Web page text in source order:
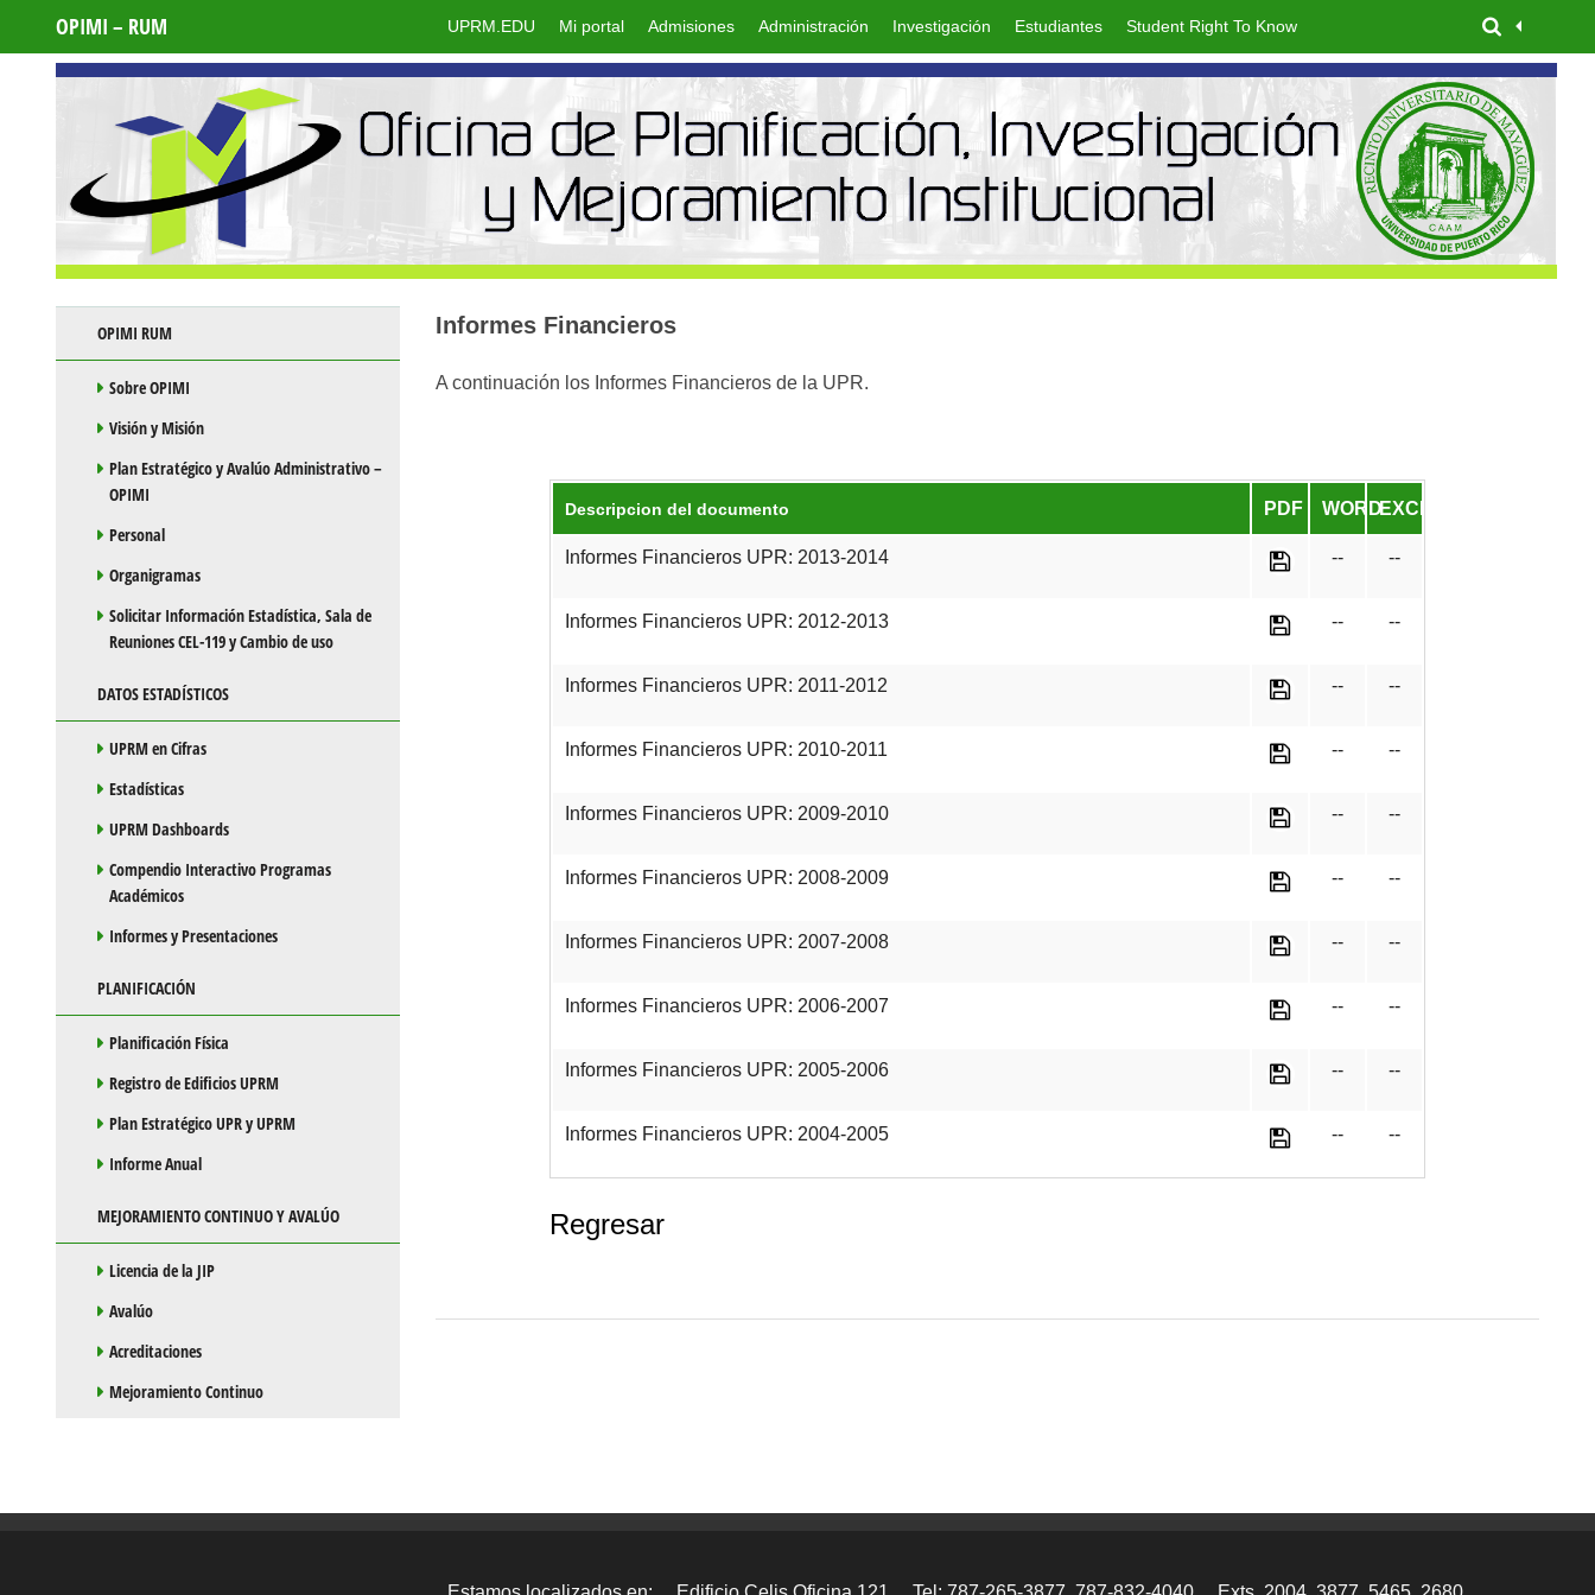
OPIMI – RUM UPRM.EDU Mi portal Admisiones Administración Investigación Estudiantes Student Right To Know
Informes Financieros
A continuación los Informes Financieros de la UPR.
Descripcion del documento PDF WORDEXCEL
Informes Financieros UPR: 2013-2014 -- --
Informes Financieros UPR: 2012-2013 -- --
Informes Financieros UPR: 2011-2012 -- --
Informes Financieros UPR: 2010-2011 -- --
Informes Financieros UPR: 2009-2010 -- --
Informes Financieros UPR: 2008-2009 -- --
Informes Financieros UPR: 2007-2008 -- --
Informes Financieros UPR: 2006-2007 -- --
Informes Financieros UPR: 2005-2006 -- --
Informes Financieros UPR: 2004-2005 -- --
Regresar
OPIMI RUM
Sobre OPIMI
Visión y Misión
Plan Estratégico y Avalúo Administrativo –
OPIMI
Personal
Organigramas
Solicitar Información Estadística, Sala de
Reuniones CEL-119 y Cambio de uso
DATOS ESTADÍSTICOS
UPRM en Cifras
Estadísticas
UPRM Dashboards
Compendio Interactivo Programas
Académicos
Informes y Presentaciones
PLANIFICACIÓN
Planificación Física
Registro de Edificios UPRM
Plan Estratégico UPR y UPRM
Informe Anual
MEJORAMIENTO CONTINUO Y AVALÚO
Licencia de la JIP
Avalúo
Acreditaciones
Mejoramiento Continuo